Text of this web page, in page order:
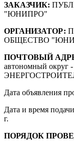
ЗАКАЗЧИК:
"ЮНИПРО"
ОРГАНИЗАТОР:
ОБЩЕСТВО
ПОЧТОВЫЙ
автономный
Дата объявления
Дата и время
г.
ПОРЯДОК